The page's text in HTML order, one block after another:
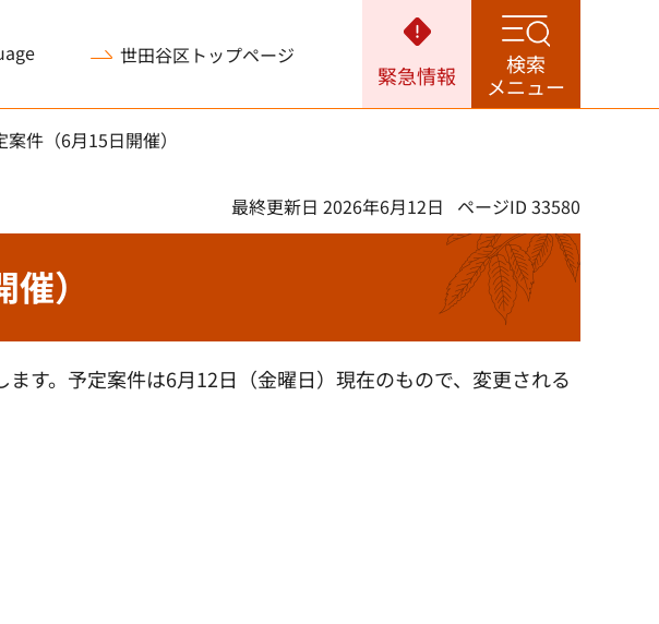
世田谷区トップページ
緊急情報
検索
メニュー
件（6月15日開催）
最終更新日 2026年6月12日 ページID 33580
）
す。予定案件は6月12日（金曜日）現在のもので、変更される